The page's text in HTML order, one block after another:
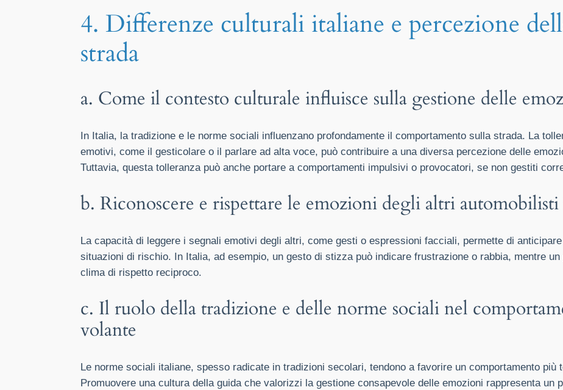
4. Differenze culturali italiane e percezione
strada
a. Come il contesto culturale influisce sulla gestione delle
In Italia, la tradizione e le norme sociali influenzano profondamente il comportamento sulla strada. La
emotivi, come il gesticolare o il parlare ad alta voce, può contribuire a una diversa percezione delle
Tuttavia, questa tolleranza può anche portare a comportamenti impulsivi o provocatori, se non gestiti
b. Riconoscere e rispettare le emozioni degli altri
La capacità di leggere i segnali emotivi degli altri, come gesti o espressioni facciali, permette di
situazioni di rischio. In Italia, ad esempio, un gesto di stizza può indicare frustrazione o rabbia, mentre
clima di rispetto reciproco.
c. Il ruolo della tradizione e delle norme sociali nel
volante
Le norme sociali italiane, spesso radicate in tradizioni secolari, tendono a favorire un comportamento più
Promuovere una cultura della guida che valorizzi la gestione consapevole delle emozioni rappresenta un